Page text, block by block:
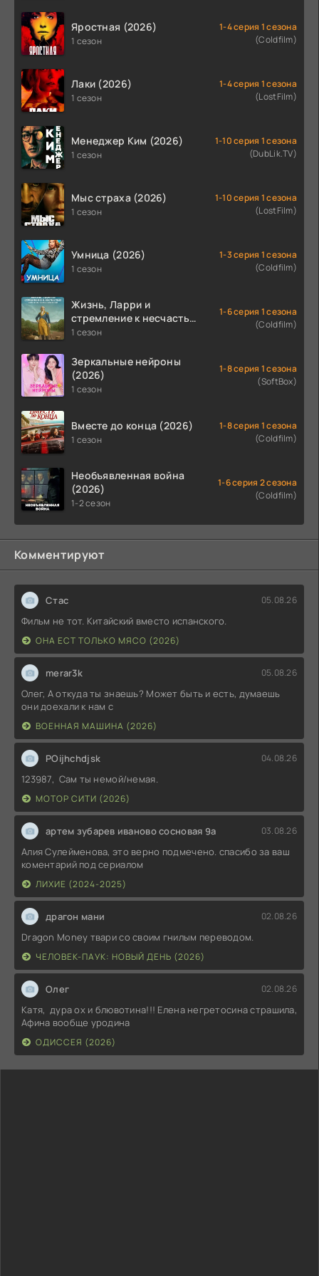
Яростная (2026)
1 сезон
1-4 серия 1 сезона
(Coldfilm)
Лаки (2026)
1 сезон
1-4 серия 1 сезона
(LostFilm)
Менеджер Ким (2026)
1 сезон
1-10 серия 1 сезона
(DubLik.TV)
Мыс страха (2026)
1 сезон
1-10 серия 1 сезона
(LostFilm)
Умница (2026)
1 сезон
1-3 серия 1 сезона
(Coldfilm)
Жизнь, Ларри и
стремление к несчастью:
Почти история Америки
1 сезон
1-6 серия 1 сезона
(Coldfilm)
Зеркальные нейроны
(2026)
1 сезон
1-8 серия 1 сезона
(SoftBox)
Вместе до конца (2026)
1 сезон
1-8 серия 1 сезона
(Coldfilm)
Необъявленная война
(2026)
1-2 сезон
1-6 серия 2 сезона
(Coldfilm)
Комментируют
Стас 05.08.26
Фильм не тот. Китайский вместо испанского.
ОНА ЕСТ ТОЛЬКО МЯСО (2026)
merar3k 05.08.26
Олег, А откуда ты знаешь? Может быть и есть, думаешь
они доехали к нам с
ВОЕННАЯ МАШИНА (2026)
POijhchdjsk 04.08.26
123987, Сам ты немой/немая.
МОТОР СИТИ (2026)
артем зубарев иваново сосновая 9а 03.08.26
Алия Сулейменова, это верно подмечено. спасибо за ваш
коментарий под сериалом
ЛИХИЕ (2024-2025)
драгон мани 02.08.26
Dragon Money твари со своим гнилым переводом.
ЧЕЛОВЕК-ПАУК: НОВЫЙ ДЕНЬ (2026)
Олег 02.08.26
Катя, дура ох и блювотина!!! Елена негретосина страшила,
Афина вообще уродина
ОДИССЕЯ (2026)